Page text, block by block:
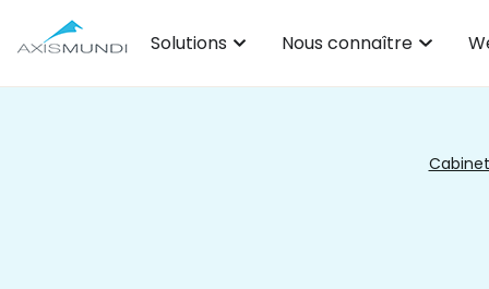
Solutions Nous connaître